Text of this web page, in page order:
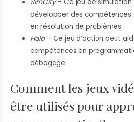
SimCity– Ce jeu de simulation
développer des
en résolution de problèmes.
Halo– Ce jeu d’action peut
compétences en
débogage.
Comment les jeux
être utilisés pour